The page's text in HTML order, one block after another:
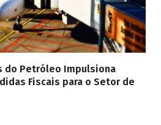
do Petróleo Impulsiona
Fiscais para o Setor de